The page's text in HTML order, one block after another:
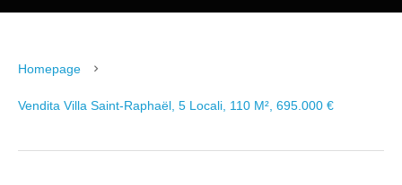
Homepage
Vendita Villa Saint-Raphaël, 5 Locali, 110 M², 695.000 €